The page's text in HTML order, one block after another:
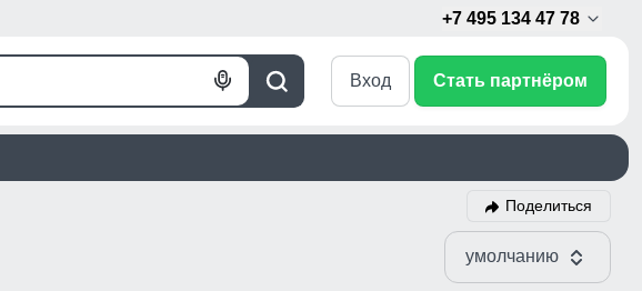
+7 495 134 47 78
Поиск
Голосовой
Вход Стать партнёром
Поделиться
умолчанию